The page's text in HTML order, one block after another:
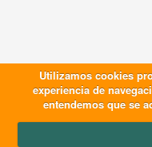
Utilizamos cookies
experiencia de
entendemos que se